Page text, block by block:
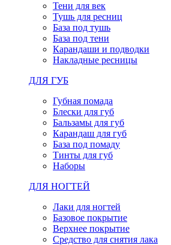
Тени для век
Тушь для ресниц
База под тушь
База под тени
Карандаши и подводки
Накладные ресницы
ДЛЯ ГУБ
Губная помада
Блески для губ
Бальзамы для губ
Карандаш для губ
База под помаду
Тинты для губ
Наборы
ДЛЯ НОГТЕЙ
Лаки для ногтей
Базовое покрытие
Верхнее покрытие
Средство для снятия лака